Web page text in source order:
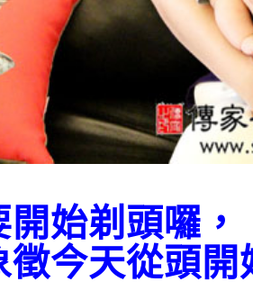
始剃頭囉，
徵今天從頭